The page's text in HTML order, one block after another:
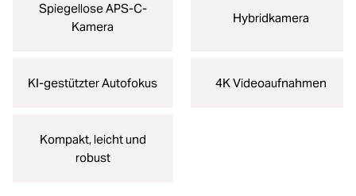
Spiegellose APS-C-
Kamera
Hybridkamera
KI-gestützter Autofokus 4K Videoaufnahmen
Kompakt, leicht und
robust